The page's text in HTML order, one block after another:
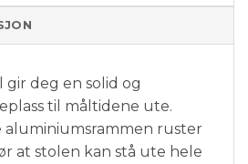
gir deg en solid og
til måltidene ute.
aluminiumsrammen ruster
at stolen kan stå ute hele